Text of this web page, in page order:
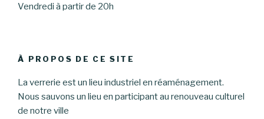
Vendredi à partir de 20h
À PROPOS DE CE SITE
La verrerie est un lieu industriel en réaménagement.
Nous sauvons un lieu en participant au renouveau culturel
de notre ville